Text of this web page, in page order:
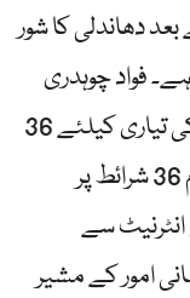
دھاندلی کا شور
فواد چوہدری
نے بتایا کہ الیکشن کمیشن نے مشین کی تیاری کیلئے 36
شرائط رکھیں اور سائنسدانوں نے ان تمام 36 شرائط پر
سے
امور کے مشیر